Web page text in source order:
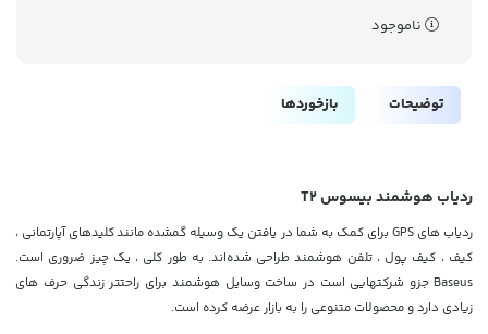
ناموجود
توضیحات بازخوردها
ردیاب هوشمند بیسوس T2
ردیاب های GPS برای کمک به شما در یافتن یک وسیله گمشده مانند کلیدهای آپارتمانی ،
کیف ، کیف پول ، تلفن هوشمند طراحی شده‌اند. به طور کلی ، یک چیز ضروری است.
Baseus جزو شرکتهایی است در ساخت وسایل هوشمند برای راحتتر زندگی حرف های
زیادی دارد و محصولات متنوعی را به بازار عرضه کرده است.